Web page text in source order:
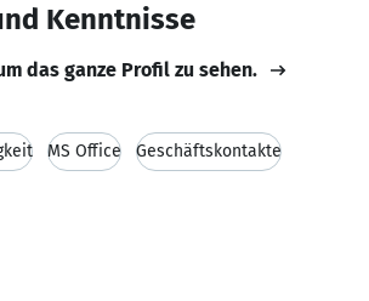
Kenntnisse
das ganze Profil zu sehen.
MS Office Geschäftskontakte